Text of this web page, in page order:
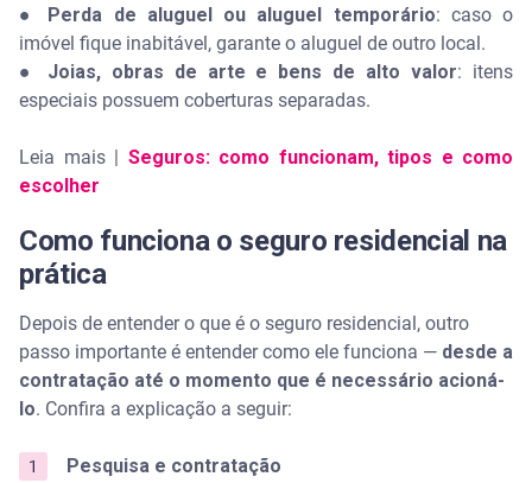
●
Perda de aluguel ou aluguel temporário: caso o
imóvel fique inabitável, garante o aluguel de outro local.
● Joias, obras de arte e bens de alto valor: itens
especiais possuem coberturas separadas.
Leia mais | Seguros: como funcionam, tipos e como
escolher
Como funciona o seguro residencial na
prática
Depois de entender o que é o seguro residencial, outro
passo importante é entender como ele funciona — desde a
contratação até o momento que é necessário acioná-
lo. Confira a explicação a seguir:
Pesquisa e contratação